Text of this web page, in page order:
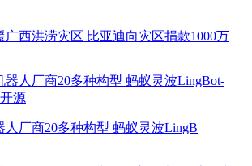
广西洪涝灾区 比亚迪向灾区捐款1000万
人厂商20多种构型 蚂蚁灵波LingB